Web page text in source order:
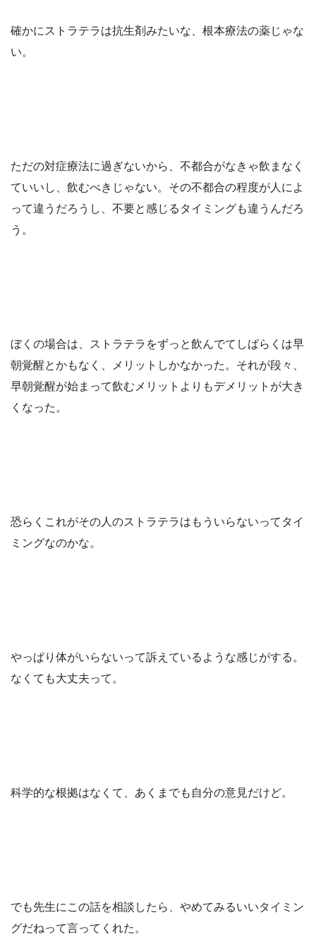
確かにストラテラは抗生剤みたいな、根本療法の薬じゃな
い。
ただの対症療法に過ぎないから、不都合がなきゃ飲まなく
ていいし、飲むべきじゃない。その不都合の程度が人によ
って違うだろうし、不要と感じるタイミングも違うんだろ
う。
ぼくの場合は、ストラテラをずっと飲んでてしばらくは早
朝覚醒とかもなく、メリットしかなかった。それが段々、
早朝覚醒が始まって飲むメリットよりもデメリットが大き
くなった。
恐らくこれがその人のストラテラはもういらないってタイ
ミングなのかな。
やっぱり体がいらないって訴えているような感じがする。
なくても大丈夫って。
科学的な根拠はなくて、あくまでも自分の意見だけど。
でも先生にこの話を相談したら、やめてみるいいタイミン
グだねって言ってくれた。